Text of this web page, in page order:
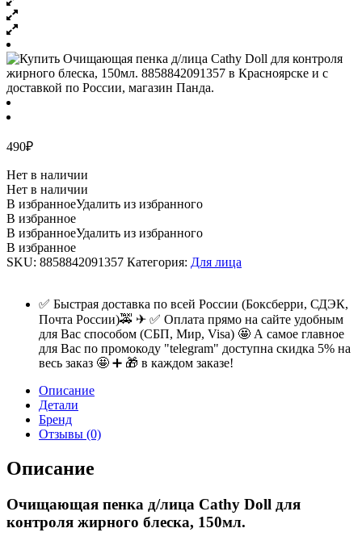
490₽
Нет в наличии
Нет в наличии
В избранноеУдалить из избранного
В избранное
В избранноеУдалить из избранного
В избранное
SKU: 8858842091357 Категория: Для лица
✅ Быстрая доставка по всей России (Боксберри, СДЭК,
Почта России)🚕 ✈ ✅ Оплата прямо на сайте удобным
для Вас способом (СБП, Мир, Visa) 🤩 А самое главное
для Вас по промокоду "telegram" доступна скидка 5% на
весь заказ 🤩 ➕ 🎁 в каждом заказе!
Описание
Детали
Бренд
Отзывы (0)
Описание
Очищающая пенка д/лица Cathy Doll для
контроля жирного блеска, 150мл.